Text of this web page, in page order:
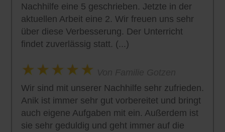
Nachhilfe eine 5 geschrieben. Jetzte in der
aktuellen Arbeit eine 2. Wir freuen uns sehr
über diese Verbesserung. Der Unterricht
findet zuverlässig statt. (...)
Wir sind mit unserer Nachhilfe sehr zufrieden.
Anik ist immer sehr gut vorbereitet und bringt
auch eigene Aufgaben mit ein. Außerdem ist
sie sehr geduldig und geht immer auf die